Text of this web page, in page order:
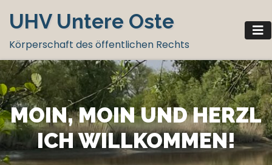
InhaltUHV Untere Oste
Körperschaft des öffentlichen Rechts
MOIN, MOIN UND HERZL
ICH WILLKOMMEN!